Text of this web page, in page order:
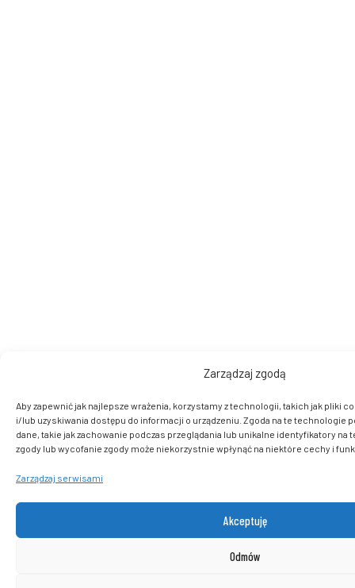
Zarządzaj zgodą
Aby zapewnić jak najlepsze wrażenia, korzystamy z technologii, takich jak pliki
i/lub uzyskiwania dostępu do informacji o urządzeniu. Zgoda na te technologie
dane, takie jak zachowanie podczas przeglądania lub unikalne identyfikatory na
zgody lub wycofanie zgody może niekorzystnie wpłynąć na niektóre cechy i
Zarządzaj serwisami
Akceptuję
Odmów